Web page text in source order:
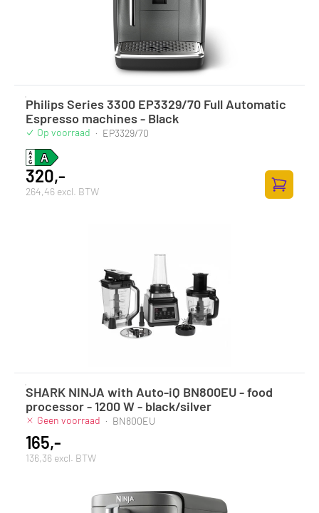
Philips Series 3300 EP3329/70 Full Automatic
Espresso machines - Black
Op voorraad · EP3329/70
320,-
264,46 excl. BTW
SHARK NINJA with Auto-iQ BN800EU - food
processor - 1200 W - black/silver
Geen voorraad · BN800EU
165,-
136,36 excl. BTW